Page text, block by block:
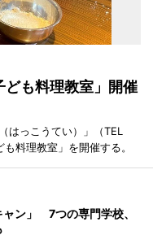
も料理教室」開催
はっこうてい）」（TEL
料理教室」を開催する。
ン」 7つの専門学校、